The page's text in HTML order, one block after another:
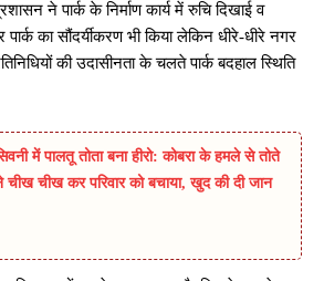
ने पार्क के निर्माण कार्य में रुचि दिखाई व
का सौंदर्यीकरण भी किया लेकिन धीरे-धीरे नगर
की उदासीनता के चलते पार्क बदहाल स्थिति
में पालतू तोता बना हीरो: कोबरा के हमले से तोते
चीख चीख कर परिवार को बचाया, खुद की दी जान